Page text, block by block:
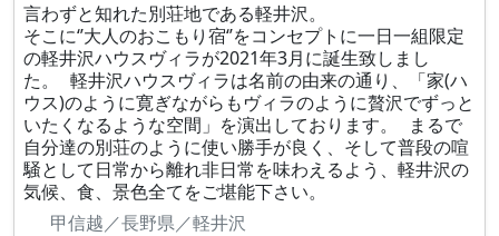
言わずと知れた別荘地である軽井沢。
そこに‘’大人のおこもり宿‘’をコンセプトに一日一組限定
の軽井沢ハウスヴィラが2021年3月に誕生致しまし
た。 軽井沢ハウスヴィラは名前の由来の通り、「家(ハ
ウス)のように寛ぎながらもヴィラのように贅沢でずっと
いたくなるような空間」を演出しております。 まるで
自分達の別荘のように使い勝手が良く、そして普段の喧
騒として日常から離れ非日常を味わえるよう、軽井沢の
気候、食、景色全てをご堪能下さい。
甲信越／長野県／軽井沢